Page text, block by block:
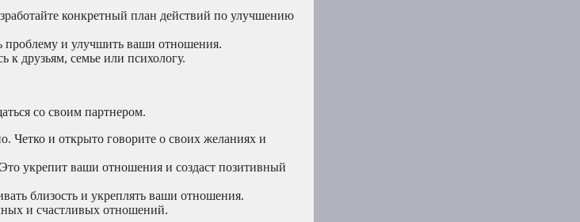
конкретный план действий по улучшению
проблему и улучшить ваши отношения.
к друзьям, семье или психологу.
со своим партнером.
Четко и открыто говорите о своих желаниях и
укрепит ваши отношения и создаст позитивный
близость и укреплять ваши отношения.
и счастливых отношений.